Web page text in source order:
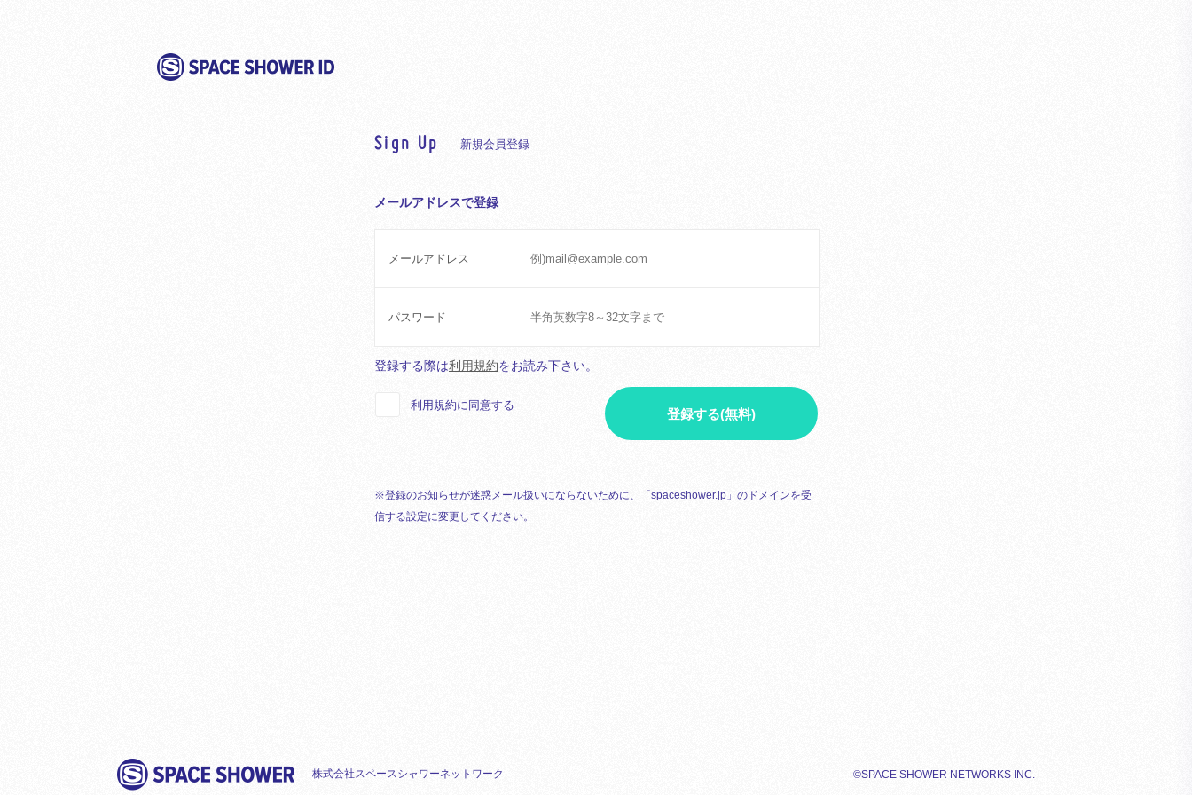
Sign Up 新規会員登録
メールアドレスで登録
メールアドレス
パスワード
登録する際は利用規約をお読み下さい。
利用規約に同意する
登録する(無料)
※登録のお知らせが迷惑メール扱いにならないために、「spaceshower.jp」のドメインを受
信する設定に変更してください。
©SPACE SHOWER NETWORKS INC.
株式会社スペースシャワーネットワーク